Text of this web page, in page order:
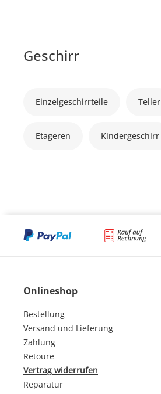
Geschirr
Einzelgeschirrteile Teller
Etageren Kindergeschirr
Onlineshop
Bestellung
Versand und Lieferung
Zahlung
Retoure
Vertrag widerrufen
Reparatur